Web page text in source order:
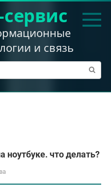
сервис
и связь
ноутбуке. что делать?